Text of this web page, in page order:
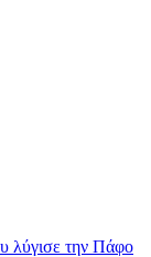
λύγισε την Πάφο